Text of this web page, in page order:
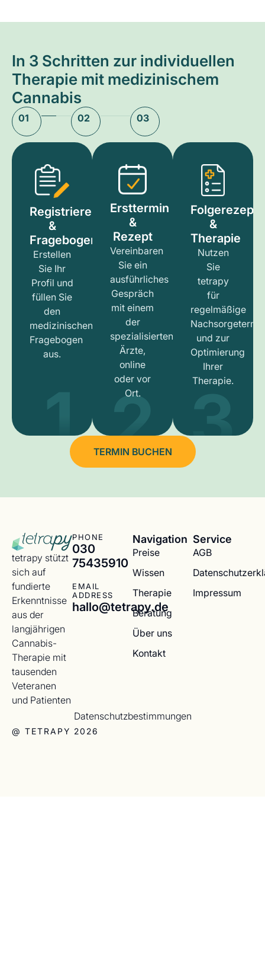
In 3 Schritten zur individuellen
Therapie mit medizinischem
Cannabis
01 02 03
Registrieren
&
Fragebogen
Erstellen
Sie Ihr
Profil und
füllen Sie
den
medizinischen
Fragebogen
aus.
1
Ersttermin
&
Rezept
Vereinbaren
Sie ein
ausführliches
Gespräch
mit einem
der
spezialisierten
Ärzte,
online
oder vor
Ort.
2
Folgerezept
&
Therapie
Nutzen
Sie
tetrapy
für
regelmäßige
und zur
Optimierung
Ihrer
Therapie.
3
TERMIN BUCHEN
tetrapy stützt
sich auf
fundierte
Erkenntnisse
aus der
langjährigen
Cannabis-
Therapie mit
tausenden
Veteranen
und Patienten
PHONE
030
75435910
EMAIL
ADDRESS
hallo@tetrapy.de
Navigation
Preise
Wissen
Therapie
Beratung
Über uns
Kontakt
Service
AGB
Impressum
@ TETRAPY 2026
Datenschutzbestimmungen